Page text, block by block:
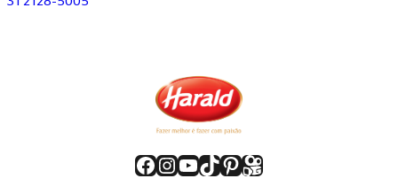
Facebook
Instagram
Youtube
TikTok
Pinterest
Kwai